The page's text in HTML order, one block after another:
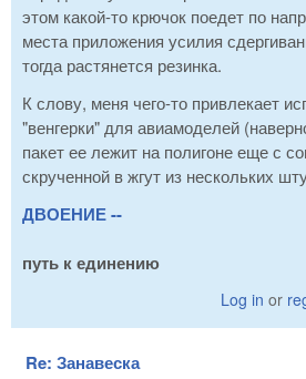
этом какой-то крючок поедет по
места приложения усилия
тогда растянется резинка.
К слову, меня чего-то привлекает
"венгерки" для авиамоделей
пакет ее лежит на полигоне еще с
скрученной в жгут из нескольких
ДВОЕНИЕ --
путь к единению
Log in or
Re: Занавеска